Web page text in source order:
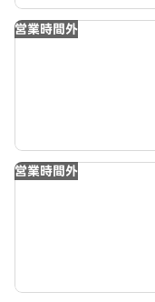
営業時間外
営業時間外